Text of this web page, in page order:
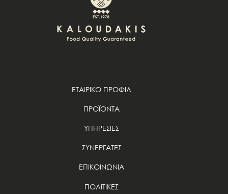
ΕΤΑΙΡΙΚΟ ΠΡΟΦΙΛ
ΠΡΟΪΟΝΤΑ
ΥΠΗΡΕΣΙΕΣ
ΣΥΝΕΡΓΑΤΕΣ
ΕΠΙΚΟΙΝΩΝΙΑ
ΠΟΛΙΤΙΚΕΣ